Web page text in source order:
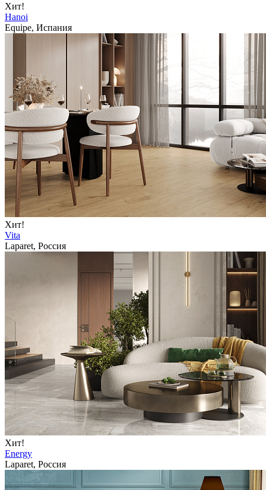
Хит!
Hanoi
Equipe, Испания
Хит!
Vita
Laparet, Россия
Хит!
Energy
Laparet, Россия